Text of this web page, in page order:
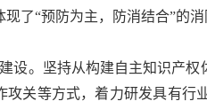
了“预防为主，防消结合”的
设。坚持从构建自主知识产
攻关等方式，着力研发具有